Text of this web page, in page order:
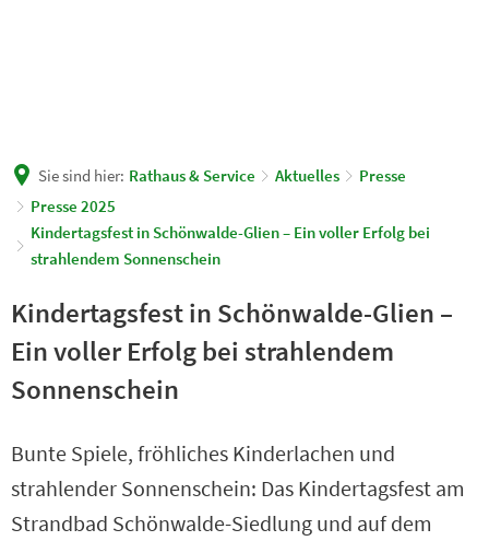
Sie sind hier: Rathaus & Service Aktuelles
Presse
Presse 2025
Kindertagsfest in Schönwalde-Glien – Ein voller Erfolg bei
strahlendem Sonnenschein
Kindertagsfest in Schönwalde-Glien –
Ein voller Erfolg bei strahlendem
Sonnenschein
Bunte Spiele, fröhliches Kinderlachen und
strahlender Sonnenschein: Das Kindertagsfest am
Strandbad Schönwalde-Siedlung und auf dem